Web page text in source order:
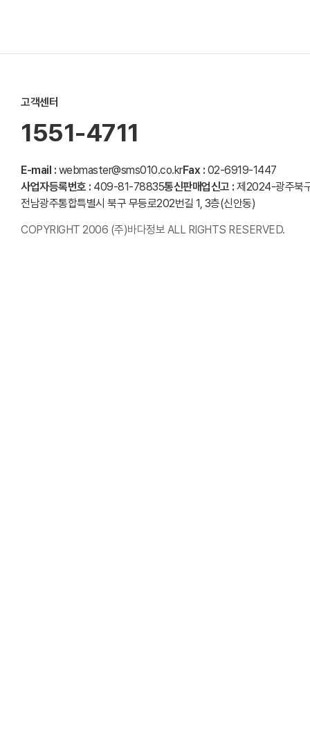
고객센터
1551-4711
E-mail : webmaster@sms010.co.krFax : 02-6919-1447
사업자등록번호 : 409-81-78835통신판매업신고 : 제2024-광주북
전남광주통합특별시 북구 무등로202번길 1, 3층(신안동)
COPYRIGHT 2006 (주)바다정보 ALL RIGHTS RESERVED.